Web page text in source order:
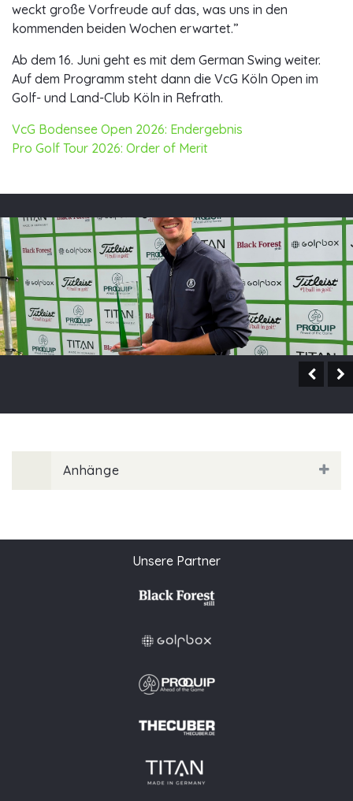
weckt große Vorfreude auf das, was uns in den
kommenden beiden Wochen erwartet.”
Ab dem 16. Juni geht es mit dem German Swing weiter.
Auf dem Programm steht dann die VcG Köln Open im
Golf- und Land-Club Köln in Refrath.
VcG Bodensee Open 2026: Endergebnis
Pro Golf Tour 2026: Order of Merit
Anhänge